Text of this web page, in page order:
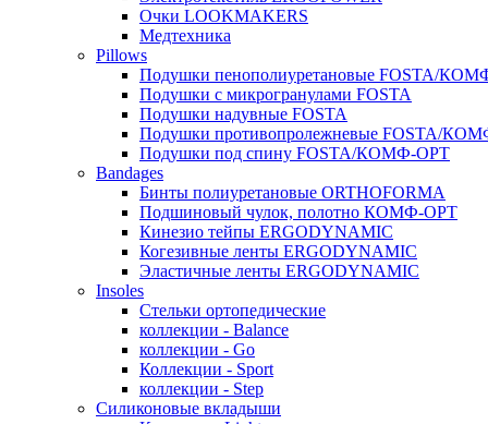
Очки LOOKMAKERS
Медтехника
Pillows
Подушки пенополиуретановые FOSTA/
Подушки с микрогранулами FOSTA
Подушки надувные FOSTA
Подушки противопролежневые FOSTA/
Подушки под спину FOSTA/КОМФ-ОРТ
Bandages
Бинты полиуретановые ORTHOFORMA
Подшиновый чулок, полотно КОМФ-ОРТ
Кинезио тейпы ERGODYNAMIC
Когезивные ленты ERGODYNAMIC
Эластичные ленты ERGODYNAMIC
Insoles
Стельки ортопедические
коллекции - Balance
коллекции - Go
Коллекции - Sport
коллекции - Step
Силиконовые вкладыши